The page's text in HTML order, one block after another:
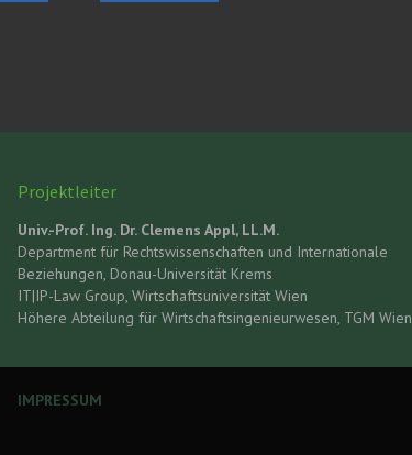
Projektleiter
Univ.-Prof. Ing. Dr. Clemens Appl, LL.M.
Department für Rechtswissenschaften und Internationale
Beziehungen, Donau-Universität Krems
IT|IP-Law Group, Wirtschaftsuniversität Wien
Höhere Abteilung für Wirtschaftsingenieurwesen, TGM Wien
IMPRESSUM